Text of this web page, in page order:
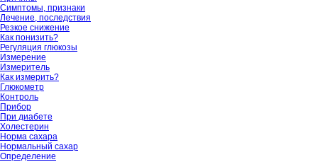
Симптомы, признаки
Лечение, последствия
Резкое снижение
Как понизить?
Регуляция глюкозы
Измерение
Измеритель
Как измерить?
Глюкометр
Контроль
Прибор
При диабете
Холестерин
Норма сахара
Нормальный сахар
Определение